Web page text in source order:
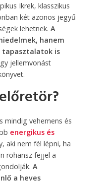
Ikrek, klasszikus
két azonos jegyű
lehetnek. A
hanem
tapasztalatok is
jellemvonást
mindig vehemens és
energikus és
aki nem fél lépni, ha
rohansz fejjel a
A
a heves